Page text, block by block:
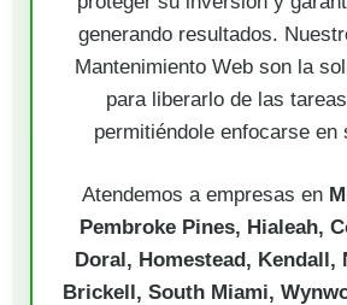
generando resultados.
Mantenimiento Web son la
para liberarlo de las
permitiéndole enfocarse en
Atendemos a empresas en
Pembroke Pines, Hialeah,
Doral, Homestead, Kendall,
Brickell, South Miami,